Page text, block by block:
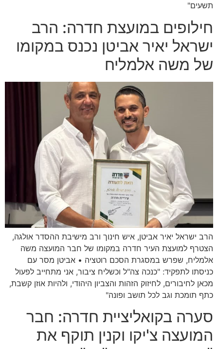
תשעים"
חילופים במועצת חדרה: הרב
ישראל יאיר אביטן נכנס במקומו
של משה אלמליח
הרב ישראל יאיר אביטן, איש חינוך ורב מישיבת ההסדר אולגה,
הצטרף למועצת העיר חדרה במקומו של חבר המועצה משה
אלמליח, שפרש במסגרת הסכם רוטציה • אביטן מסר עם
כניסתו לתפקיד: "כנכה צה"ל וכשליח ציבור, אני מתחייב לפעול
מכאן לחיבורים, לחיזוק הזהות והצביון היהודי, ולהיות אוזן קשבת,
כתף תומכת וגב לכל תושב ופונה"
סערה בקואליציית חדרה: חבר
המועצה צ'יקו וקנין תוקף את